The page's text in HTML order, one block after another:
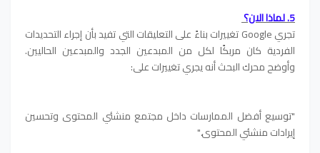
5. لماذا الان؟
تجري Google تغييرات بناءً على التعليقات التي تفيد بأن إجراء التحديدات
الفردية كان مربكًا لكل من المبدعين الجدد والمبدعين الحاليين.
وأوضح محرك البحث أنه يجري تغييرات على:
"توسيع أفضل الممارسات داخل مجتمع منشئي المحتوى وتحسين
إيرادات منشئي المحتوى."